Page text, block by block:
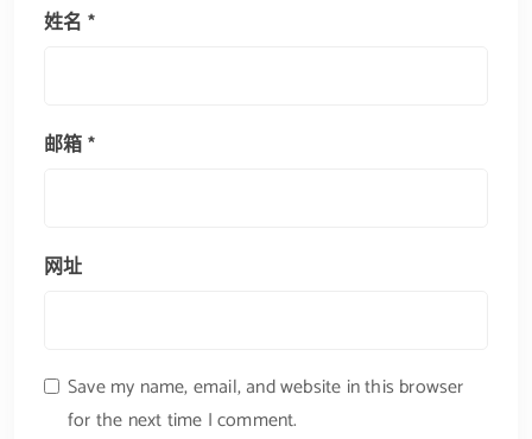
姓名 *
邮箱*
网址
Save my name, email, and website in this browser
for the next time I comment.